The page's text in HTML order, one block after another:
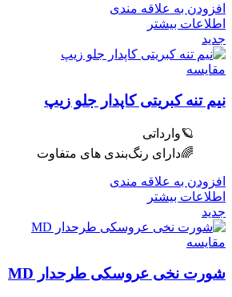
افزودن به علاقه مندی
اطلاعات بیشتر
جدید
مقایسه
نیم تنه کبریتی کاپدار جلو زیپ
🪐وارداتی
🌈دارای رنگ‌بندی های متفاوت
افزودن به علاقه مندی
اطلاعات بیشتر
جدید
مقایسه
شورت نخی عروسکی طرحدار MD